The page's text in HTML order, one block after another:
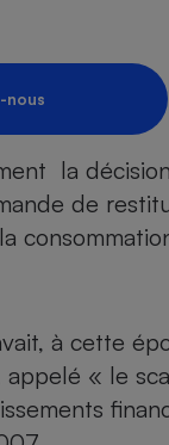
nous
la
de
à cette
« le
- Hygiène
- Drive
- Fiscalité
routière
technique -
détachée
- Drive
plaque à
hotte
aspirateur
cafetière
casque
barre de
ultrabook
tablette
Crédit immobilier
pression
poêle à
radiateur
- Jardinage
- Médecine -
de santé -
de retraite